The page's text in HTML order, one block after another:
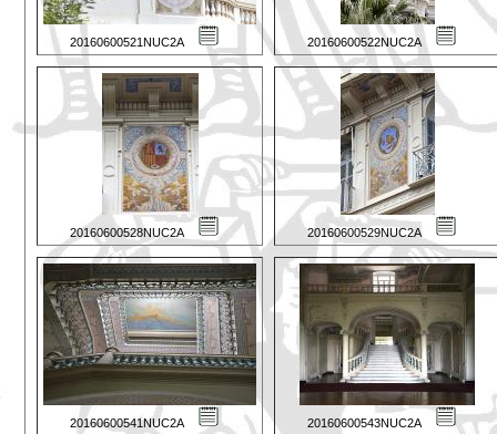
20160600521NUC2A 20160600522NUC2A
20160600528NUC2A 20160600529NUC2A
20160600541NUC2A 20160600543NUC2A